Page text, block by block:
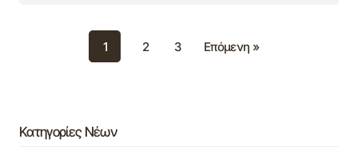
1 2 3 Επόμενη »
Κατηγορίες Νέων